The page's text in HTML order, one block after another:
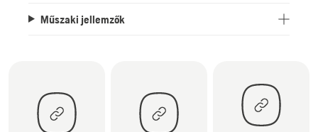
Műszaki jellemzők